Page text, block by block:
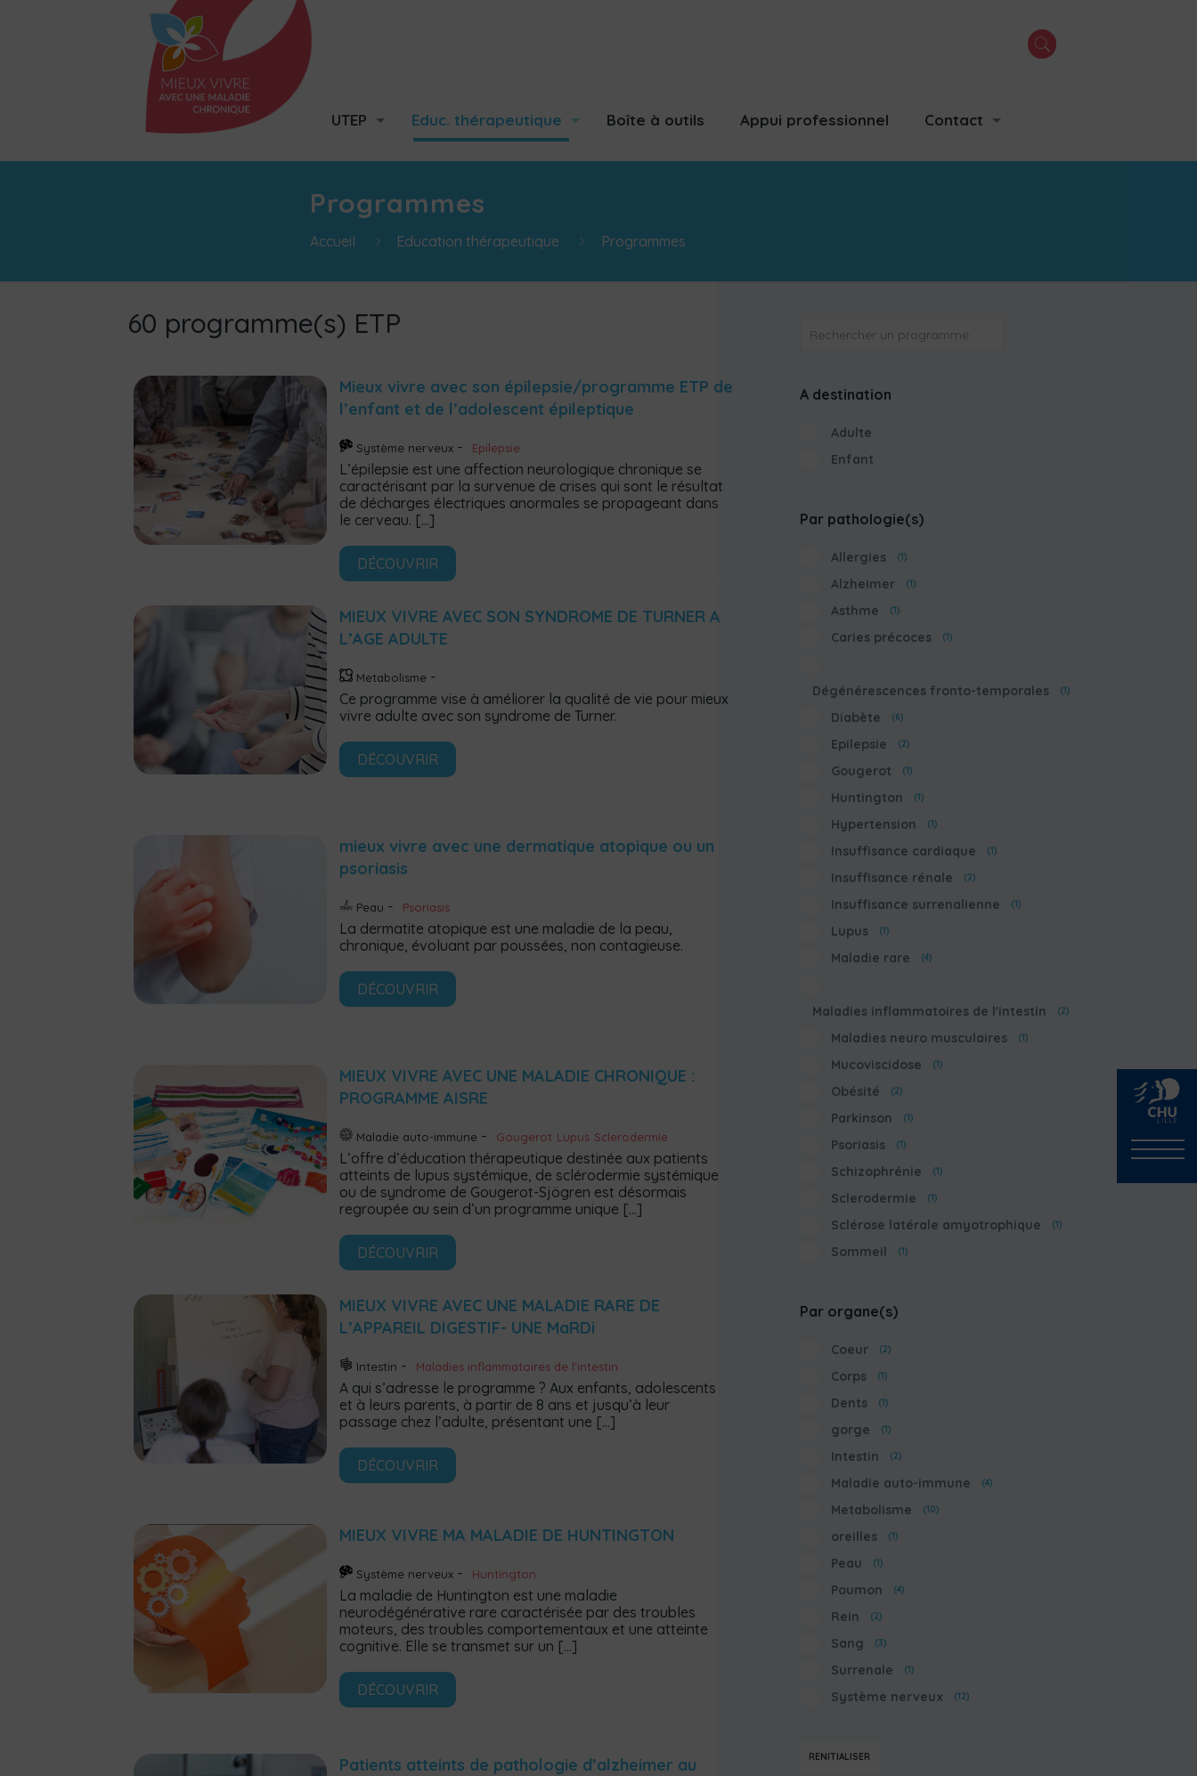
UTEP Educ. thérapeutique Boîte à outils Appui professionnel Contact
Programmes
Accueil Education thérapeutique Programmes
60 programme(s) ETP
Mieux vivre avec son épilepsie/programme ETP de
l’enfant et de l’adolescent épileptique
Système nerveux Epilepsie
L’épilepsie est une affection neurologique chronique se
caractérisant par la survenue de crises qui sont le résultat
de décharges électriques anormales se propageant dans
le cerveau. […]
DÉCOUVRIR
MIEUX VIVRE AVEC SON SYNDROME DE TURNER A
L’AGE ADULTE
Metabolisme
Ce programme vise à améliorer la qualité de vie pour mieux
vivre adulte avec son syndrome de Turner.
DÉCOUVRIR
mieux vivre avec une dermatique atopique ou un
psoriasis
Peau Psoriasis
La dermatite atopique est une maladie de la peau,
chronique, évoluant par poussées, non contagieuse.
DÉCOUVRIR
MIEUX VIVRE AVEC UNE MALADIE CHRONIQUE :
PROGRAMME AISRE
Maladie auto-immune Gougerot Lupus Sclerodermie
L’offre d’éducation thérapeutique destinée aux patients
atteints de lupus systémique, de sclérodermie systémique
ou de syndrome de Gougerot-Sjögren est désormais
regroupée au sein d’un programme unique […]
DÉCOUVRIR
MIEUX VIVRE AVEC UNE MALADIE RARE DE
L’APPAREIL DIGESTIF- UNE MaRDi
Intestin Maladies inflammatoires de l'intestin
A qui s’adresse le programme ? Aux enfants, adolescents
et à leurs parents, à partir de 8 ans et jusqu’à leur
passage chez l’adulte, présentant une […]
DÉCOUVRIR
MIEUX VIVRE MA MALADIE DE HUNTINGTON
Système nerveux Huntington
La maladie de Huntington est une maladie
neurodégénérative rare caractérisée par des troubles
moteurs, des troubles comportementaux et une atteinte
cognitive. Elle se transmet sur un […]
DÉCOUVRIR
Patients atteints de pathologie d’alzheimer au
OK
A destination
Adulte
Enfant
Par pathologie(s)
Allergies (1)
Alzheimer (1)
Asthme (1)
Caries précoces (1)
Dégénérescences fronto-temporales (1)
Diabète (6)
Epilepsie (2)
Gougerot (1)
Huntington (1)
Hypertension (1)
Insuffisance cardiaque (1)
Insuffisance rénale (2)
Insuffisance surrenalienne (1)
Lupus (1)
Maladie rare (4)
Maladies inflammatoires de l'intestin (2)
Maladies neuro musculaires (1)
Mucoviscidose (1)
Obésité (2)
Parkinson (1)
Psoriasis (1)
Schizophrénie (1)
Sclerodermie (1)
Sclérose latérale amyotrophique (1)
Sommeil (1)
Par organe(s)
Coeur (2)
Corps (1)
Dents (1)
gorge (1)
Intestin (2)
Maladie auto-immune (4)
Metabolisme (10)
oreilles (1)
Peau (1)
Poumon (4)
Rein (2)
Sang (3)
Surrenale (1)
Système nerveux (12)
RENITIALISER